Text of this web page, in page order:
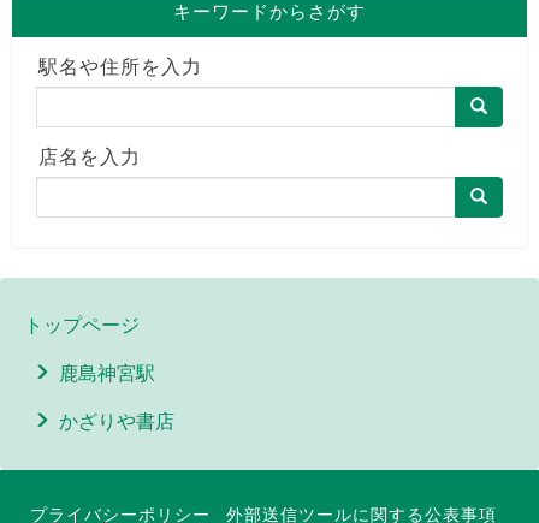
キーワードからさがす
駅名や住所を入力
店名を入力
トップページ
鹿島神宮駅
かざりや書店
プライバシーポリシー 外部送信ツールに関する公表事項